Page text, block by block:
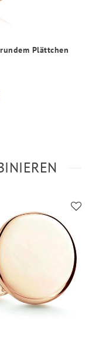
Plättchen